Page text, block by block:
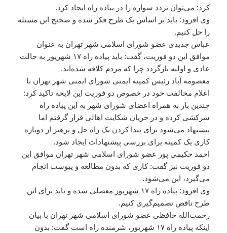
کرد: می‌توان تردد سواره را در پیاده راه ایجاد کرد.
وی افزود: باید بر اساس یک طرح فکر شده و صحیح این مسئله
را حل کنیم.
عباس جدیدی عضو شورای اسلامی شهر تهران به عنوان
موافق این دو فوریت، گفت: باید پیاده راه ۱۷ شهریور به حالت
عادی و اولیه بازگردد چرا که مردم کلافه شده‌اند.
معصومه آباد رئیس کمیته ایمنی شورای ایمنی شهر تهران با
اعلام مخالفت خود در خصوص دو فوریت این لایحه تاکید کرد:
چندین بار به همراه اعضای شورای شهر به این پیاده راه
سرکشی کرده و در جریان شکایت اهالی قرار گرفتم اما
پیشنهاد می‌شود برای پیدا کردن یک راه حل و پرهیز از دوباره
کاری یک کمیته برای بررسی پیشنهادات ایجاد شود.
احمد حکیمی پور عضو شورای اسلامی شهر تهران موافق این
دو فوریت نیز گفت:‌ کاری که بدون مطالعه و پیوست انجام
می‌گیرد، این می‌شود.
وی افزود: پیاده راه ۱۷ شهریور معضلی شده و باید برای این
طرح ناقص تصمیم‌گیری کنیم.
رحمت‌الله حافظی عضو شورای اسلامی شهر تهران با بیان
اینکه پیاده راه ۱۷ شهریور، شرمنده راه است گفت: بدون